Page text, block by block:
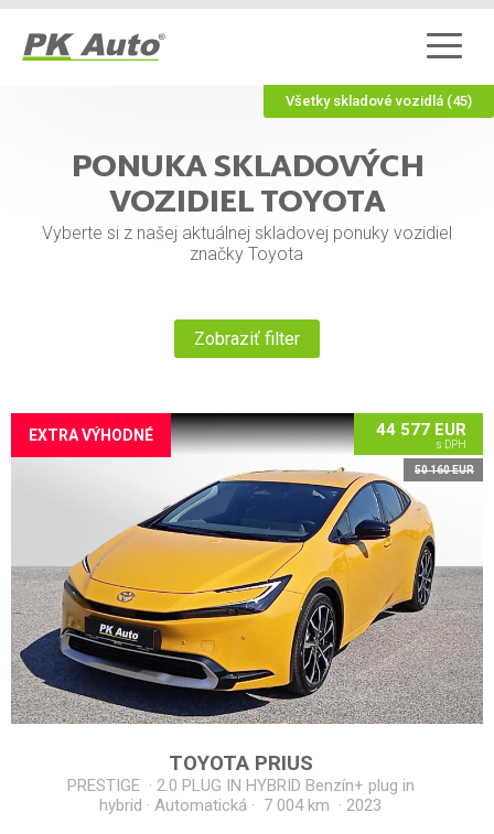
Všetky skladové vozidlá (45)
PONUKA SKLADOVÝCH
VOZIDIEL TOYOTA
Vyberte si z našej aktuálnej skladovej ponuky vozidiel
značky Toyota
Zobraziť filter
50 160 EUR
44 577 EUR
s DPH
EXTRA VÝHODNÉ
TOYOTA PRIUS
PRESTIGE · 2.0 PLUG IN HYBRID Benzín+ plug in
hybrid · Automatická · 7 004 km · 2023